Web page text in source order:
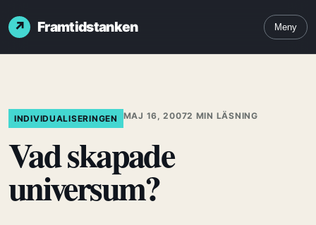
Framtidstanken Meny
INDIVIDUALISERINGEN MAJ 16, 20072 MIN LÄSNING
Vad skapade
universum?